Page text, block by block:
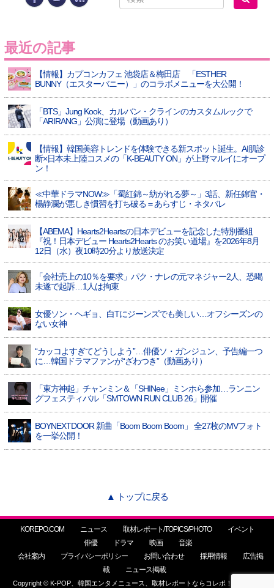
最近の記事
【情報】カプコンカフェ 池袋店＆梅田店 「ESTHER
BUNNY（エスターバニー）」のコラボメニューを大公開！
「BTS」Jung Kook、カルバン・クラインのカスタムルックで
「ARIRANG」公演に登場（動画あり）
【情報】韓国美容トレンドを体験できる新スポット誕生。AI肌診
断×日本未上陸コスメの「K-BEAUTY ON」が上野マルイにオープ
ン！
≪中華ドラマNOW≫「蜀紅錦～紡がれる夢～」3話、新任錦官・
楊静瀾が悪しき慣習を打ち破る＝あらすじ・ネタバレ
【ABEMA】Hearts2Heartsの日本デビューを記念した特別番組
『祝！日本デビュー Hearts2Hearts のお笑い道場』を2026年8月
12日（水）夜10時20分より放送決定
「会社売上の10％を要求」パク・ナレの元マネジャー2人、恐喝
未遂で起訴…1人は拘束
女優ソン・ヘギョ、白Tにジーンズでも美しい…オフシーズンの
ない女神
“カッコよすぎてどうしよう”…俳優ソ・ガンジュン、予告編一つ
に…韓国ドラマファンが“ざわつき”（動画あり）
「東方神起」チャンミン＆「SHINee」ミンホら参加…ランニン
グフェスティバル「SMTOWN RUN CLUB 26」開催
BOYNEXTDOOR 新曲「Boom Boom Boom」 全27枚のMVフォト
を一挙公開！
▲ トップに戻る
KOREPO.COM ニュース 取材レポート/TOPICS/PHOTO
イベント
俳優
ドラマ 映画
音楽
会社案内
プライバシーポリシー お問い合わせ 採用情報
広告掲
載
ニュース掲載
Copyright © K-POP、韓国エンタメニュース、取材レポートならコレポ！ All Rights